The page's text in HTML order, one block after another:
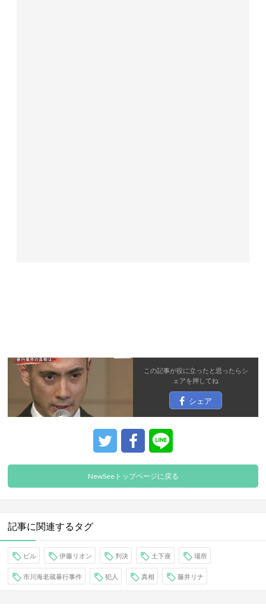
この記事が役に立ったと思ったらシ
ェアを押してね
シェア
NewSeeトップページに戻る
記事に関連するタグ
ビル 伊藤リオン 判決 土下座 場所
市川海老蔵暴行事件 犯人 真相 藤井リナ